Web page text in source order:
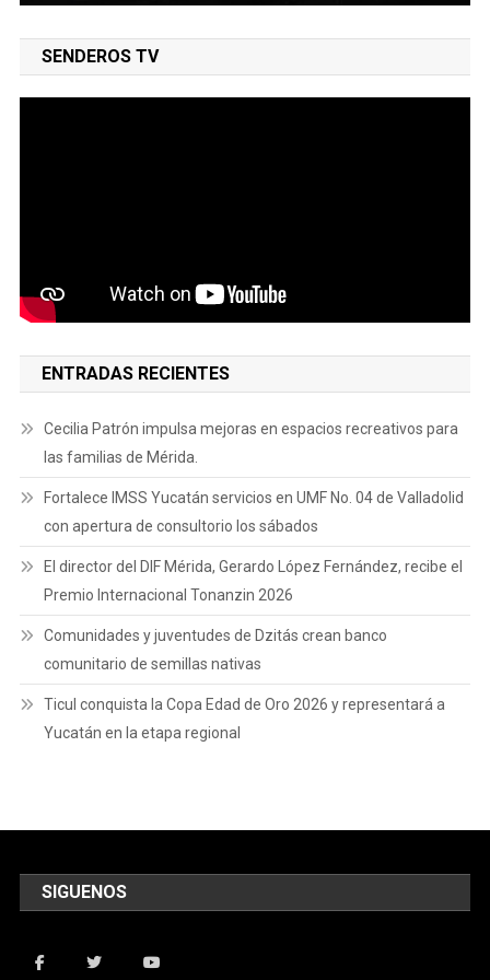
SENDEROS TV
ENTRADAS RECIENTES
Cecilia Patrón impulsa mejoras en espacios recreativos para
las familias de Mérida.
Fortalece IMSS Yucatán servicios en UMF No. 04 de Valladolid
con apertura de consultorio los sábados
El director del DIF Mérida, Gerardo López Fernández, recibe el
Premio Internacional Tonanzin 2026
Comunidades y juventudes de Dzitás crean banco
comunitario de semillas nativas
Ticul conquista la Copa Edad de Oro 2026 y representará a
Yucatán en la etapa regional
SIGUENOS